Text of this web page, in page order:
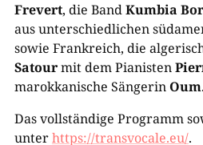
Frevert, die BandKumbia
aus unterschiedlichen
sowie Frankreich, die
Satourmit dem Pianisten
marokkanische SängerinOum.
Das vollständige Programm
unterhttps://transvocale.eu/.